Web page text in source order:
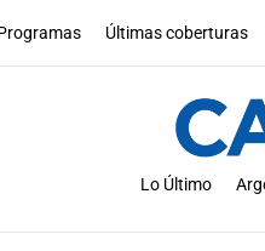
Últimas coberturas
Lo Último